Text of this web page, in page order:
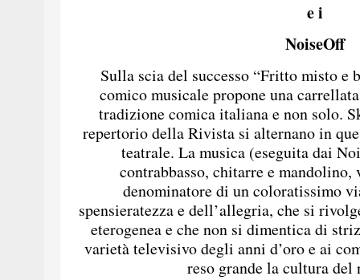
e i
NoiseOff
Sulla scia del successo “Fritto misto e
comico musicale propone una
tradizione comica italiana e non solo.
repertorio della Rivista si alternano in
teatrale. La musica (eseguita dai
contrabbasso, chitarre e
denominatore di un coloratissimo
spensieratezza e dell’allegria, che si
eterogenea e che non si dimentica di
varietà televisivo degli anni d’oro e ai
reso grande la cultura del